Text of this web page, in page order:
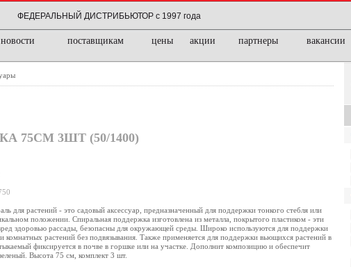
ФЕДЕРАЛЬНЫЙ ДИСТРИБЬЮТОР с 1997 года
новости поставщикам цены акции партнеры вакансии
75СМ 3ШТ (50/1400)
для растений - это садовый аксессуар, предназначенный для поддержки тонкого стебля или
положении. Спиральная поддержка изготовлена из металла, покрытого пластиком - эти
здоровью рассады, безопасны для окружающей среды. Широко используются для поддержки
комнатных растений без подвязывания. Также применяется для поддержки вьющихся растений в
фиксируется в почве в горшке или на участке. Дополнит композицию и обеспечит
Высота 75 см, комплект 3 шт.